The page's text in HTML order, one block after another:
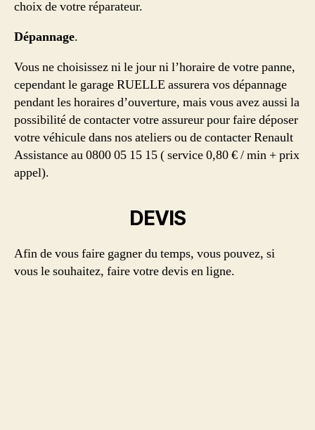
choix de votre réparateur.
Dépannage.
Vous ne choisissez ni le jour ni l’horaire de votre panne,
cependant le garage RUELLE assurera vos dépannage
pendant les horaires d’ouverture, mais vous avez aussi la
possibilité de contacter votre assureur pour faire déposer
votre véhicule dans nos ateliers ou de contacter Renault
Assistance au 0800 05 15 15 ( service 0,80 € / min + prix
appel).
DEVIS
Afin de vous faire gagner du temps, vous pouvez, si
vous le souhaitez, faire votre devis en ligne.